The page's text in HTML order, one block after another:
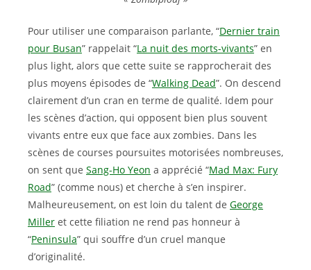
Pour utiliser une comparaison parlante, “Dernier train
pour Busan” rappelait “La nuit des morts-vivants” en
plus light, alors que cette suite se rapprocherait des
plus moyens épisodes de “Walking Dead”. On descend
clairement d’un cran en terme de qualité. Idem pour
les scènes d’action, qui opposent bien plus souvent
vivants entre eux que face aux zombies. Dans les
scènes de courses poursuites motorisées nombreuses,
on sent que Sang-Ho Yeon a apprécié “Mad Max: Fury
Road” (comme nous) et cherche à s’en inspirer.
Malheureusement, on est loin du talent de George
Miller et cette filiation ne rend pas honneur à
“Peninsula” qui souffre d’un cruel manque
d’originalité.